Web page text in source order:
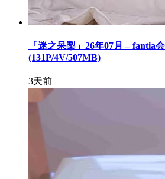
「迷之呆梨」26年07月 – fantia
(131P/4V/507MB)
3天前